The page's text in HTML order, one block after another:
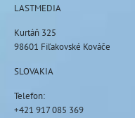
LASTMEDIA
Kurtáň 325
98601 Fiľakovské Kováče
SLOVAKIA
Telefon:
+421 917 085 369